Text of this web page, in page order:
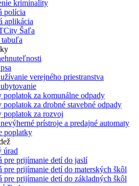
kriminality
polícia
aplikácia
Šaľa
tabuľa
verejného priestranstva
poplatok za komunálne odpady
poplatok za drobné stavebné odpady
poplatok za rozvoj
prístroje a predajné automaty
poplatky
úrad
pre prijímanie detí do jaslí
pre prijímanie detí do materských škôl
pre prijímanie detí do základných škôl